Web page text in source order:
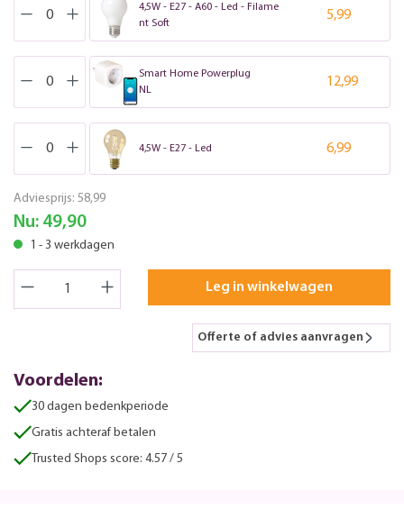
4,5W - E27 - A60 - Led - Filame
nt Soft
5,99
Smart Home Powerplug
NL
12,99
4,5W - E27 - Led 6,99
Adviesprijs: 58,99
Nu: 49,90
1 - 3 werkdagen
Leg in winkelwagen
Offerte of advies aanvragen
Voordelen:
30 dagen bedenkperiode
Gratis achteraf betalen
Trusted Shops score: 4.57 / 5